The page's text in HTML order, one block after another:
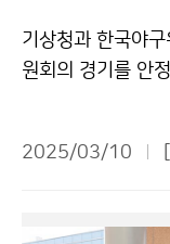
기상청과 한국야
원회의 경기를 안
2025/03/10